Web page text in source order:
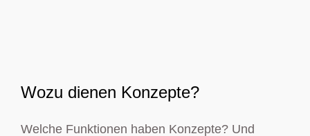
Wozu dienen Konzepte?
Welche Funktionen haben Konzepte? Und